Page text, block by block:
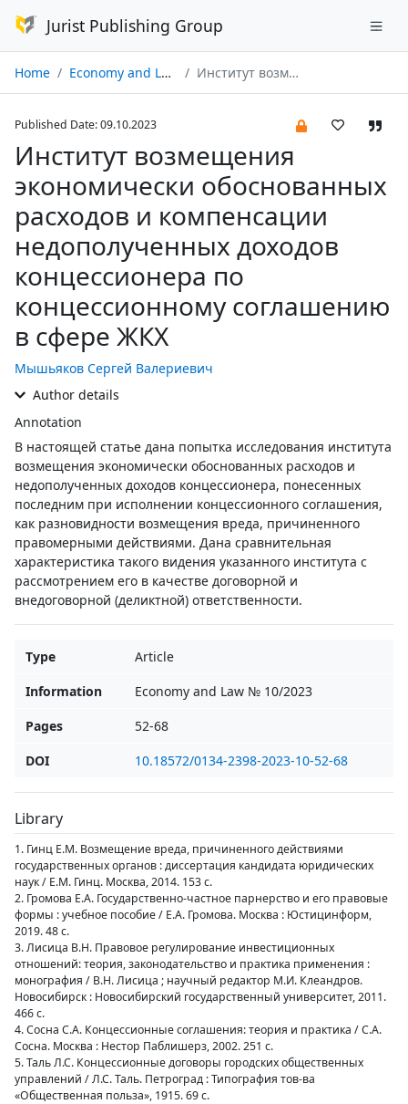
Jurist Publishing Group
Home Economy and Law № 10/2023 Институт возмещения экономически обоснованных расходов и компенсации недополученных доходов концессионера по концессионному соглашению в сфере ЖКХ
Published Date: 09.10.2023
Институт возмещения
экономически обоснованных
расходов и компенсации
недополученных доходов
концессионера по
концессионному соглашению
в сфере ЖКХ
Мышьяков Сергей Валериевич
Author details
Annotation
В настоящей статье дана попытка исследования института
возмещения экономически обоснованных расходов и
недополученных доходов концессионера, понесенных
последним при исполнении концессионного соглашения,
как разновидности возмещения вреда, причиненного
правомерными действиями. Дана сравнительная
характеристика такого видения указанного института с
рассмотрением его в качестве договорной и
внедоговорной (деликтной) ответственности.
Type
Article
Information
Economy and Law № 10/2023
Pages
52-68
DOI
10.18572/0134-2398-2023-10-52-68
Library
1. Гинц Е.М. Возмещение вреда, причиненного действиями
государственных органов : диссертация кандидата юридических
наук / Е.М. Гинц. Москва, 2014. 153 с.
2. Громова Е.А. Государственно-частное парнерство и его правовые
формы : учебное пособие / Е.А. Громова. Москва : Юстицинформ,
2019. 48 с.
3. Лисица В.Н. Правовое регулирование инвестиционных
отношений: теория, законодательство и практика применения :
монография / В.Н. Лисица ; научный редактор М.И. Клеандров.
Новосибирск : Новосибирский государственный университет, 2011.
466 с.
4. Сосна С.А. Концессионные соглашения: теория и практика / С.А.
Сосна. Москва : Нестор Паблишерз, 2002. 251 с.
5. Таль Л.С. Концессионные договоры городских общественных
управлений / Л.С. Таль. Петроград : Типография тов-ва
«Общественная польза», 1915. 69 с.